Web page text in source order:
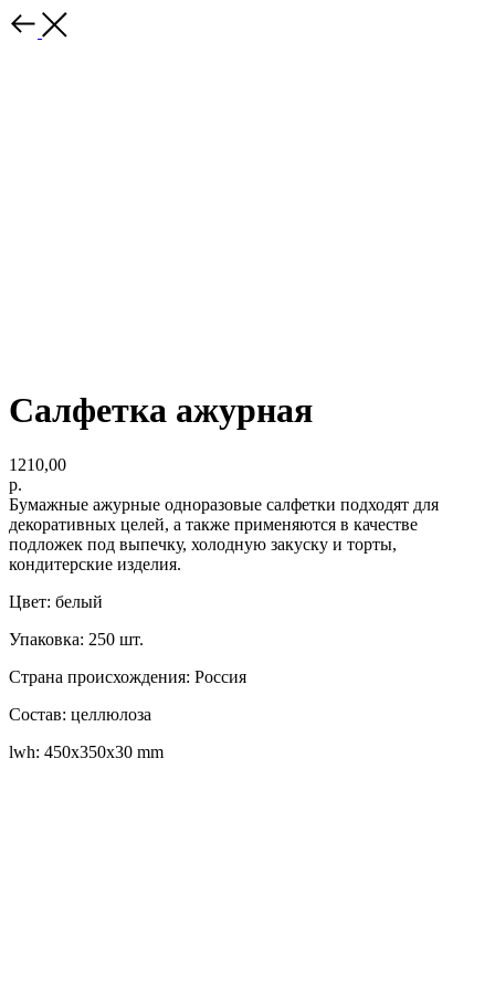
Салфетка ажурная
1210,00
р.
Бумажные ажурные одноразовые салфетки подходят для
декоративных целей, а также применяются в качестве
подложек под выпечку, холодную закуску и торты,
кондитерские изделия.
Цвет: белый
Упаковка: 250 шт.
Страна происхождения: Россия
Состав: целлюлоза
lwh: 450x350x30 mm